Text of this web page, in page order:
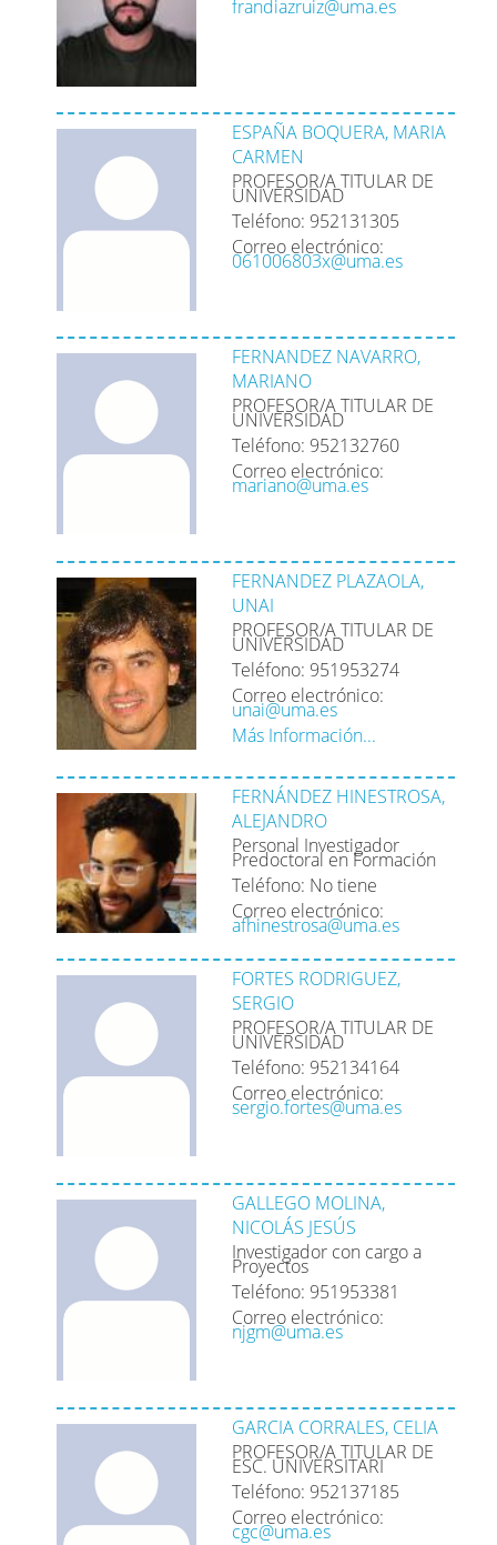
frandiazruiz@uma.es
ESPAÑA BOQUERA, MARIA
CARMEN
PROFESOR/A TITULAR DE
UNIVERSIDAD
Teléfono: 952131305
Correo electrónico:
061006803x@uma.es
FERNANDEZ NAVARRO,
MARIANO
PROFESOR/A TITULAR DE
UNIVERSIDAD
Teléfono: 952132760
Correo electrónico:
mariano@uma.es
FERNANDEZ PLAZAOLA,
UNAI
PROFESOR/A TITULAR DE
UNIVERSIDAD
Teléfono: 951953274
Correo electrónico:
unai@uma.es
Más Información...
FERNÁNDEZ HINESTROSA,
ALEJANDRO
Personal Investigador
Predoctoral en Formación
Teléfono: No tiene
Correo electrónico:
afhinestrosa@uma.es
FORTES RODRIGUEZ,
SERGIO
PROFESOR/A TITULAR DE
UNIVERSIDAD
Teléfono: 952134164
Correo electrónico:
sergio.fortes@uma.es
GALLEGO MOLINA,
NICOLÁS JESÚS
Investigador con cargo a
Proyectos
Teléfono: 951953381
Correo electrónico:
njgm@uma.es
GARCIA CORRALES, CELIA
PROFESOR/A TITULAR DE
ESC. UNIVERSITARI
Teléfono: 952137185
Correo electrónico:
cgc@uma.es